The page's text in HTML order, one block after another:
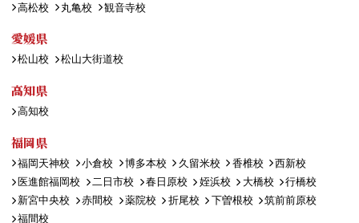
高松校 丸亀校 観音寺校
愛媛県
松山校 松山大街道校
高知県
高知校
福岡県
福岡天神校 小倉校 博多本校 久留米校 香椎校
西新校
医進館福岡校
二日市校 春日原校 姪浜校 大橋校
行橋校
新宮中央校
赤間校 薬院校 折尾校 下曽根校
筑前前原校
福間校